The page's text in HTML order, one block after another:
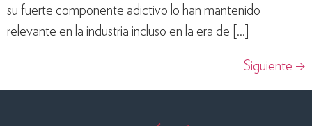
su fuerte componente adictivo lo han mantenido
relevante en la industria incluso en la era de […]
Siguiente →